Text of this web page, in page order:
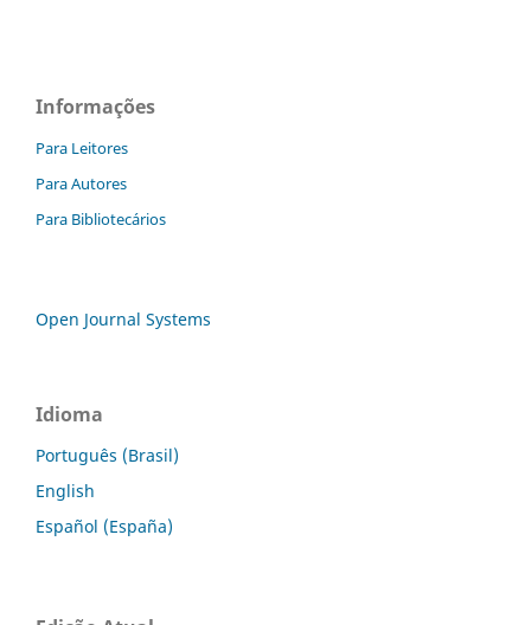
Informações
Para Leitores
Para Autores
Para Bibliotecários
Open Journal Systems
Idioma
Português (Brasil)
English
Español (España)